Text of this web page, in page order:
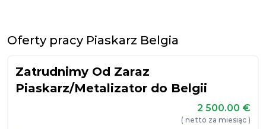
Oferty pracy Piaskarz Belgia
Zatrudnimy Od Zaraz
Piaskarz/Metalizator do Belgii
2 500.00 €
( netto za miesiąc )